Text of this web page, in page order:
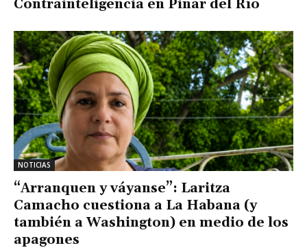
Contrainteligencia en Pinar del Río
NOTICIAS
“Arranquen y váyanse”: Laritza
Camacho cuestiona a La Habana (y
también a Washington) en medio de los
apagones